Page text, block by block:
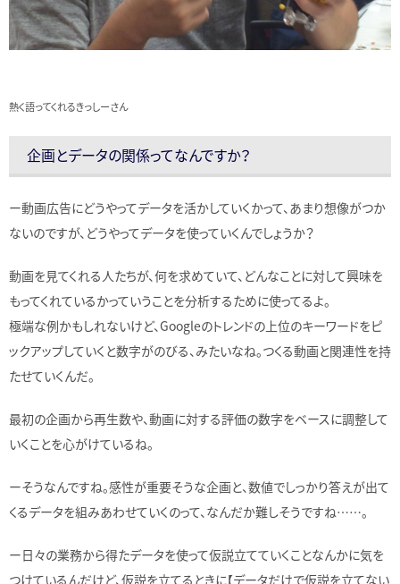
熱く語ってくれるきっしーさん
企画とデータの関係ってなんですか？
ー動画広告にどうやってデータを活かしていくかって、あまり想像がつか
ないのですが、どうやってデータを使っていくんでしょうか？
動画を見てくれる人たちが、何を求めていて、どんなことに対して興味を
もってくれているかっていうことを分析するために使ってるよ。
極端な例かもしれないけど、Googleのトレンドの上位のキーワードをピ
ックアップしていくと数字がのびる、みたいなね。つくる動画と関連性を持
たせていくんだ。
最初の企画から再生数や、動画に対する評価の数字をベースに調整して
いくことを心がけているね。
ーそうなんですね。感性が重要そうな企画と、数値でしっかり答えが出て
くるデータを組みあわせていくのって、なんだか難しそうですね……。
ー日々の業務から得たデータを使って仮説立てていくことなんかに気を
つけているんだけど、仮説を立てるときに【データだけで仮説を立てない